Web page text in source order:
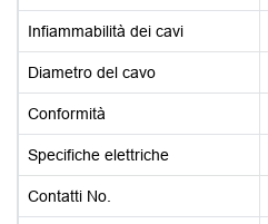
Infiammabilità dei cavi
Diametro del cavo
Conformità
Specifiche elettriche
Contatti No.